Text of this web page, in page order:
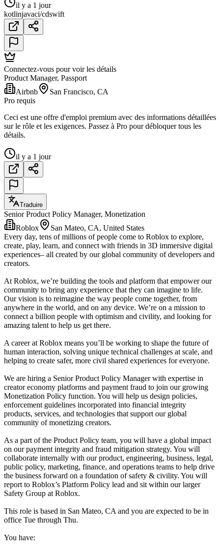
il y a 1 jour
kotlinjavaci/cdswift
Connectez-vous pour voir les détails
Product Manager, Passport
Airbnb
San Francisco, CA
Pro requis
Ceci est une offre d'emploi premium avec des informations détaillées
sur le rôle et les exigences. Passez à Pro pour débloquer tous les
détails.
il y a 1 jour
Traduire
Senior Product Policy Manager, Monetization
Roblox
San Mateo, CA, United States
Every day, tens of millions of people come to Roblox to explore,
create, play, learn, and connect with friends in 3D immersive digital
experiences– all created by our global community of developers and
creators.
At Roblox, we’re building the tools and platform that empower our
community to bring any experience that they can imagine to life.
Our vision is to reimagine the way people come together, from
anywhere in the world, and on any device. We’re on a mission to
connect a billion people with optimism and civility, and looking for
amazing talent to help us get there.
A career at Roblox means you’ll be working to shape the future of
human interaction, solving unique technical challenges at scale, and
helping to create safer, more civil shared experiences for everyone.
We are hiring a Senior Product Policy Manager with expertise in
creator economy platforms and payment fraud to join our growing
Monetization Policy function. You will help us design policies,
enforcement guidelines incorporated into financial integrity
products, services, and technologies that support our global
community of monetizing creators.
As a part of the Product Policy team, you will have a global impact
on our payment integrity and fraud mitigation strategy. You will
collaborate internally with our product, engineering, business, legal,
public policy, marketing, finance, and operations teams to help drive
the business forward on a foundation of safety & civility. You will
report to Roblox’s Platform Policy lead and sit within our larger
Safety Group at Roblox.
This role is based in San Mateo, CA and you are expected to be in
office Tue through Thu.
You have: